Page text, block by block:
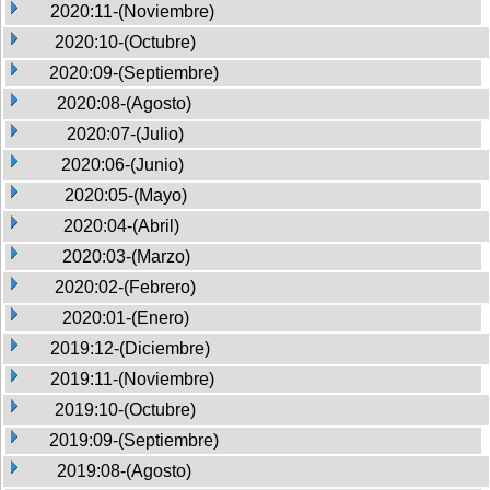
2020:11-(Noviembre)
2020:10-(Octubre)
2020:09-(Septiembre)
2020:08-(Agosto)
2020:07-(Julio)
2020:06-(Junio)
2020:05-(Mayo)
2020:04-(Abril)
2020:03-(Marzo)
2020:02-(Febrero)
2020:01-(Enero)
2019:12-(Diciembre)
2019:11-(Noviembre)
2019:10-(Octubre)
2019:09-(Septiembre)
2019:08-(Agosto)